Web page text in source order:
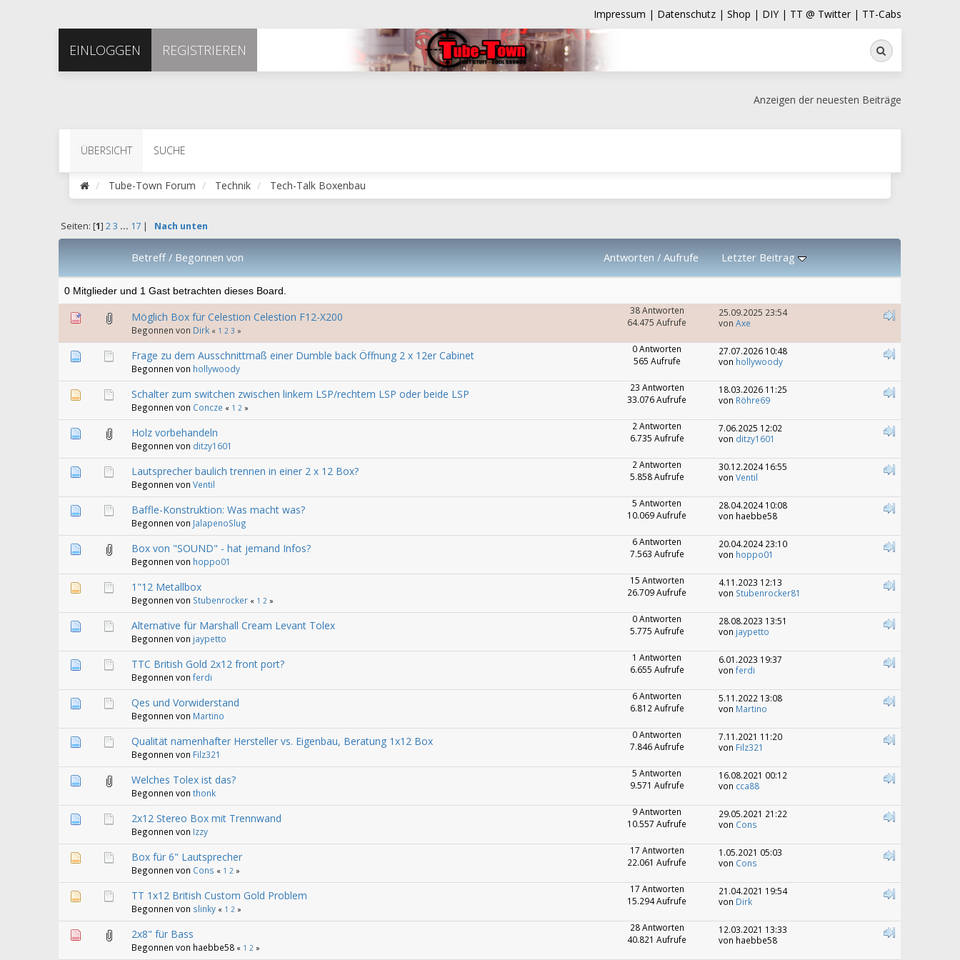
Impressum | Datenschutz | Shop | DIY | TT @ Twitter | TT-Cabs
EINLOGGEN REGISTRIEREN Suche
Anzeigen der neuesten Beiträge
ÜBERSICHT SUCHE
Tube-Town Forum Technik Tech-Talk Boxenbau
Seiten: [1] 23 ... 17| Nach unten
Betreff/ Begonnen von Antworten /Aufrufe Letzter Beitrag
0 Mitglieder und 1 Gast betrachten dieses Board.
Möglich Box für Celestion Celestion F12-X200
Begonnen von Dirk « 1 2 3 »
38 Antworten
64.475 Aufrufe
25.09.2025 23:54
vonAxe
Frage zu dem Ausschnittmaß einer Dumble back Öffnung 2 x 12er Cabinet
Begonnen von hollywoody
0 Antworten
565 Aufrufe
27.07.2026 10:48
von hollywoody
Schalter zum switchen zwischen linkem LSP/rechtem LSP oder beide LSP
Begonnen von Concze « 1 2 »
23 Antworten
33.076 Aufrufe
18.03.2026 11:25
von Röhre69
Holz vorbehandeln
Begonnen von ditzy1601
2 Antworten
6.735 Aufrufe
7.06.2025 12:02
von ditzy1601
Lautsprecher baulich trennen in einer 2 x 12 Box?
Begonnen vonVentil
2 Antworten
5.858 Aufrufe
30.12.2024 16:55
vonVentil
Baffle-Konstruktion: Was macht was?
Begonnen von JalapenoSlug
5 Antworten
10.069 Aufrufe
28.04.2024 10:08
von haebbe58
Box von "SOUND" - hat jemand Infos?
Begonnen von hoppo01
6 Antworten
7.563 Aufrufe
20.04.2024 23:10
von hoppo01
1"12 Metallbox
Begonnen von Stubenrocker « 1 2 »
15 Antworten
26.709 Aufrufe
4.11.2023 12:13
von Stubenrocker81
Alternative für Marshall Cream Levant Tolex
Begonnen von jaypetto
0 Antworten
5.775 Aufrufe
28.08.2023 13:51
von jaypetto
TTC British Gold 2x12 front port?
Begonnen vonferdi
1 Antworten
6.655 Aufrufe
6.01.2023 19:37
vonferdi
Qes und Vorwiderstand
Begonnen von Martino
6 Antworten
6.812 Aufrufe
5.11.2022 13:08
von Martino
Qualität namenhafter Hersteller vs. Eigenbau, Beratung 1x12 Box
Begonnen von Filz321
0 Antworten
7.846 Aufrufe
7.11.2021 11:20
von Filz321
Welches Tolex ist das?
Begonnen vonthonk
5 Antworten
9.571 Aufrufe
16.08.2021 00:12
von cca88
2x12 Stereo Box mit Trennwand
Begonnen von Izzy
9 Antworten
10.557 Aufrufe
29.05.2021 21:22
von Cons
Box für 6" Lautsprecher
Begonnen von Cons « 1 2 »
17 Antworten
22.061 Aufrufe
1.05.2021 05:03
von Cons
TT 1x12 British Custom Gold Problem
Begonnen von slinky « 1 2 »
17 Antworten
15.294 Aufrufe
21.04.2021 19:54
von Dirk
2x8" für Bass
Begonnen von haebbe58 « 1 2 »
28 Antworten
40.821 Aufrufe
12.03.2021 13:33
von haebbe58